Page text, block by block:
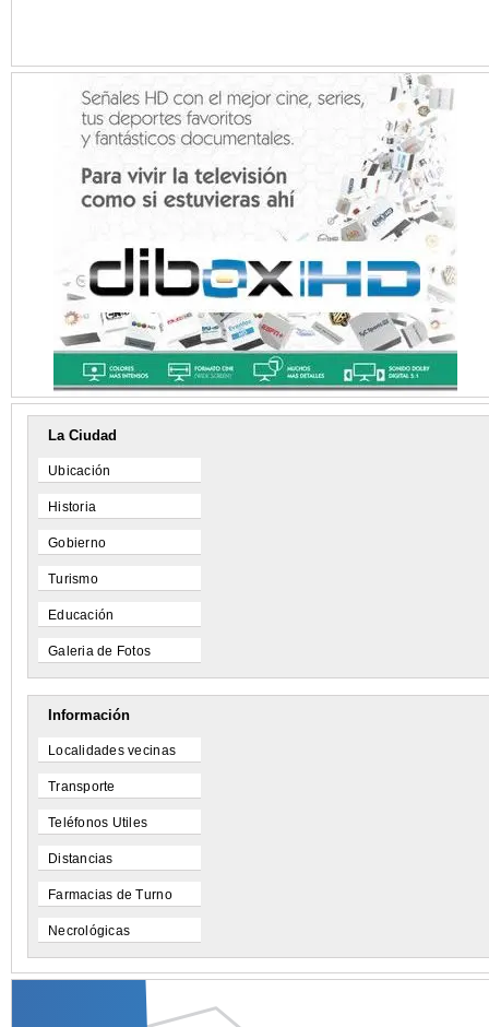
La Ciudad
Ubicación
Historia
Gobierno
Turismo
Educación
Galeria de Fotos
Información
Localidades vecinas
Transporte
Teléfonos Utiles
Distancias
Farmacias de Turno
Necrológicas